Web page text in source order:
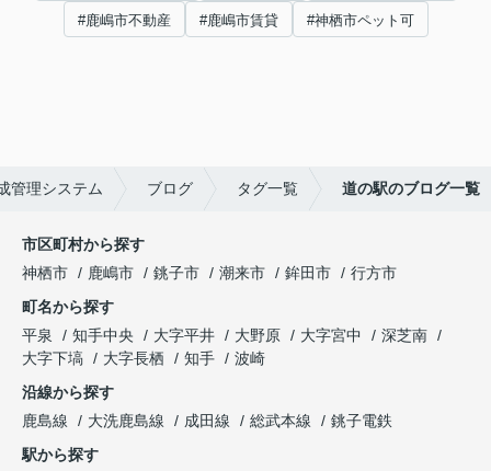
#鹿嶋市不動産 #鹿嶋市賃貸 #神栖市ペット可
管理システム ブログ タグ一覧 道の駅のブログ一覧
市区町村から探す
神栖市
鹿嶋市 銚子市 潮来市 鉾田市
行方市
町名から探す
平泉
知手中央 大字平井 大野原 大字宮中
深芝南
大字下塙
大字長栖 知手
波崎
沿線から探す
鹿島線
大洗鹿島線 成田線 総武本線
銚子電鉄
駅から探す